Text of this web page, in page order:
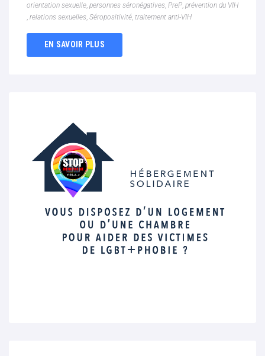
orientation sexuelle, personnes séronégatives, PreP, prévention du VIH
, relations sexuelles, Séropositivité, traitement anti-VIH
EN SAVOIR PLUS